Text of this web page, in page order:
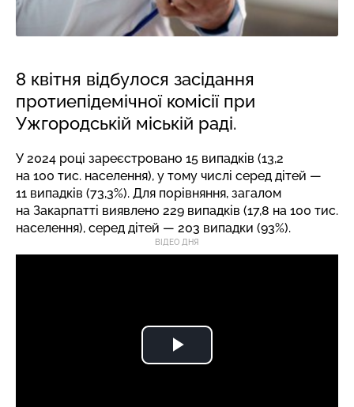
8 квітня відбулося засідання
протиепідемічної комісії при
Ужгородській міській раді.
У 2024 році зареєстровано 15 випадків (13,2
на 100 тис. населення), у тому числі серед дітей —
11 випадків (73,3%). Для порівняння, загалом
на Закарпатті виявлено 229 випадків (17,8 на 100 тис.
населення), серед дітей — 203 випадки (93%).
ВІДЕО ДНЯ